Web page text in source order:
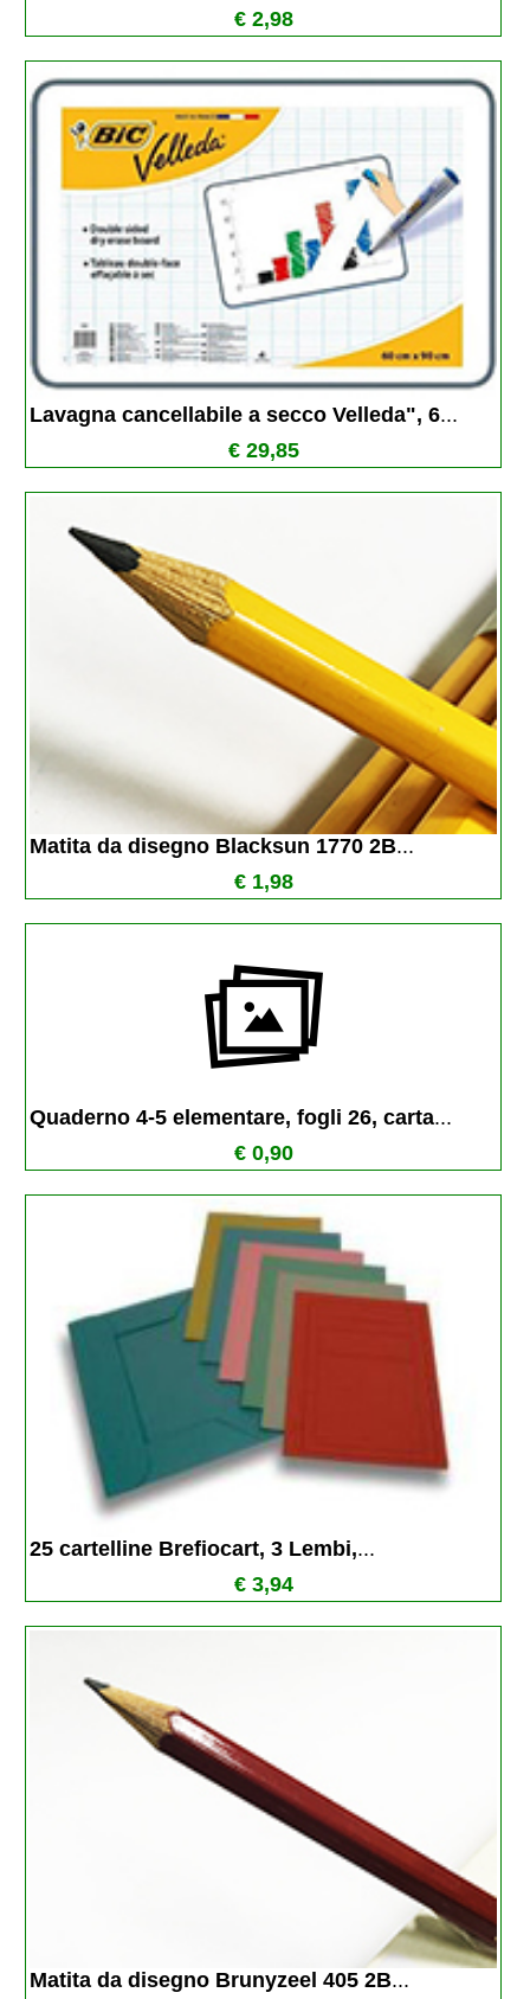
€ 2,98
Lavagna cancellabile a secco Velleda", 6...
€ 29,85
Matita da disegno Blacksun 1770 2B...
€ 1,98
Quaderno 4-5 elementare, fogli 26, carta...
€ 0,90
25 cartelline Brefiocart, 3 Lembi,...
€ 3,94
Matita da disegno Brunyzeel 405 2B...